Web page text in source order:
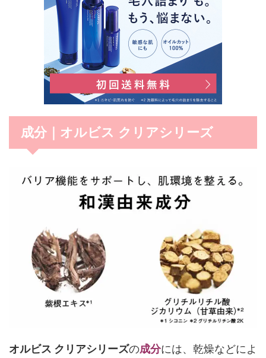
成分｜オルビス クリアシリーズ
オルビス クリアシリーズの成分には、乾燥などによ